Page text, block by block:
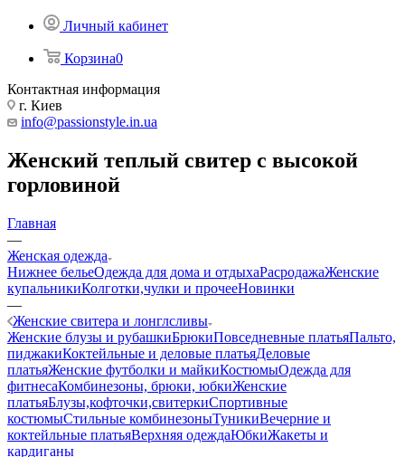
Личный кабинет
Корзина0
Контактная информация
г. Киев
info@passionstyle.in.ua
Женский теплый свитер с высокой
горловиной
Главная
—
Женская одежда
Нижнее бельеОдежда для дома и отдыхаРасродажаЖенские
купальникиКолготки,чулки и прочееНовинки
—
Женские свитера и лонглсливы
Женские блузы и рубашкиБрюкиПовседневные платьяПальто,
пиджакиКоктейльные и деловые платьяДеловые
платьяЖенские футболки и майкиКостюмыОдежда для
фитнесаКомбинезоны, брюки, юбкиЖенские
платьяБлузы,кофточки,свитеркиСпортивные
костюмыСтильные комбинезоныТуникиВечерние и
коктейльные платьяВерхняя одеждаЮбкиЖакеты и
кардиганы